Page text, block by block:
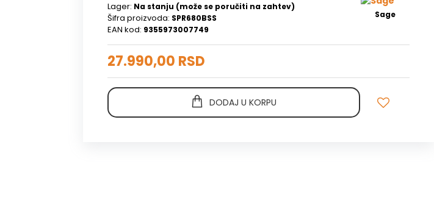
Lager: Na stanju (može se poručiti na zahtev)
Šifra proizvoda: SPR680BSS
EAN kod: 9355973007749
Sage
27.990,00 RSD
DODAJ U KORPU